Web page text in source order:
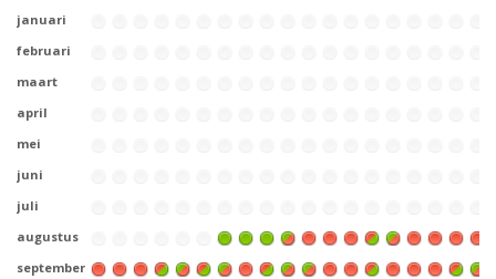
januari
februari
maart
april
mei
juni
juli
augustus
september